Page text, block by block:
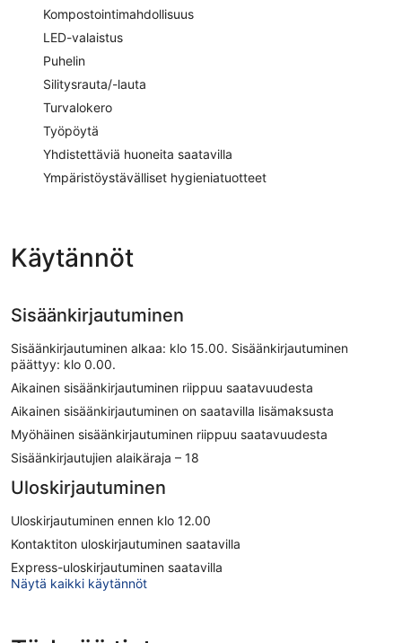
Kompostointimahdollisuus
LED-valaistus
Puhelin
Silitysrauta/-lauta
Turvalokero
Työpöytä
Yhdistettäviä huoneita saatavilla
Ympäristöystävälliset hygieniatuotteet
Käytännöt
Sisäänkirjautuminen
Sisäänkirjautuminen alkaa: klo 15.00. Sisäänkirjautuminen
päättyy: klo 0.00.
Aikainen sisäänkirjautuminen riippuu saatavuudesta
Aikainen sisäänkirjautuminen on saatavilla lisämaksusta
Myöhäinen sisäänkirjautuminen riippuu saatavuudesta
Sisäänkirjautujien alaikäraja – 18
Uloskirjautuminen
Uloskirjautuminen ennen klo 12.00
Kontaktiton uloskirjautuminen saatavilla
Express-uloskirjautuminen saatavilla
Näytä kaikki käytännöt